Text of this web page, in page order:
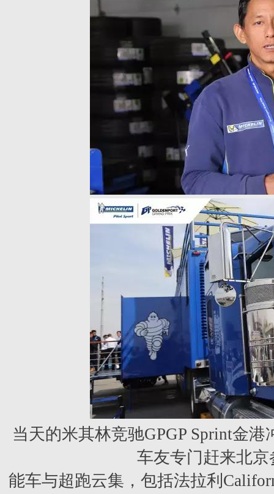
当天的米其林竞驰GPGP Sprint金港
车友专门赶来北
能车与超跑云集，包括法拉利